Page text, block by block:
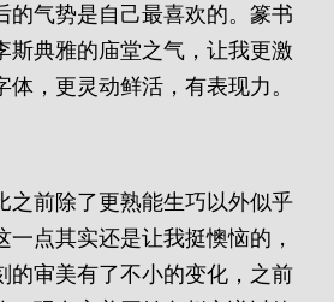
的气势是自己最喜欢的。篆书
斯典雅的庙堂之气，让我更激
，更灵动鲜活，有表现力。
之前除了更熟能生巧以外似乎
一点其实还是让我挺懊恼的，
的审美有了不小的变化，之前